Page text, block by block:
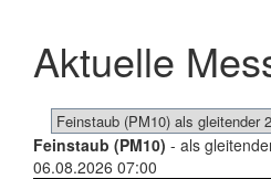
Aktuelle
Feinstaub (PM10) - als
06.08.2026 07:00